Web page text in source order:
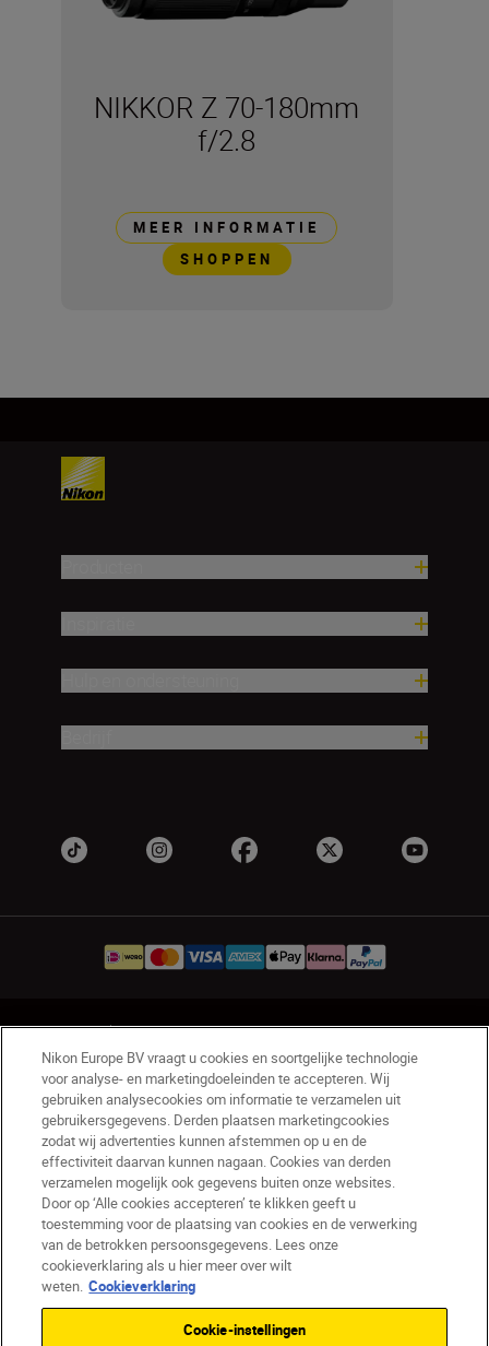
NIKKOR Z 70-180mm
f/2.8
MEER INFORMATIE
SHOPPEN
NL Nikon Sites
Contact opnemen
Privacyverklaring
Gebruiksvoorwaarden
Nikon Store - Algemene voorwaarden
Cookieverklaring
Toegankelijkheid
Cookie-instellingen
© 2026 Nikon
Nikon Europe BV vraagt u cookies en soortgelijke technologie
voor analyse- en marketingdoeleinden te accepteren. Wij
gebruiken analysecookies om informatie te verzamelen uit
gebruikersgegevens. Derden plaatsen marketingcookies
zodat wij advertenties kunnen afstemmen op u en de
effectiviteit daarvan kunnen nagaan. Cookies van derden
verzamelen mogelijk ook gegevens buiten onze websites.
Door op ‘Alle cookies accepteren’ te klikken geeft u
toestemming voor de plaatsing van cookies en de verwerking
van de betrokken persoonsgegevens. Lees onze
cookieverklaring als u hier meer over wilt
weten. Cookieverklaring
Cookie-instellingen